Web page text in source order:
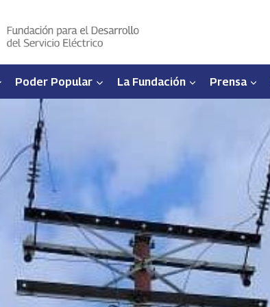
Poder Popular La Fundación Prensa